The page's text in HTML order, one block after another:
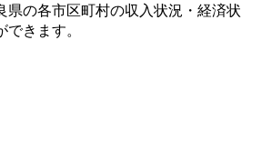
県の各市区町村の収入状況・経済状
きます。